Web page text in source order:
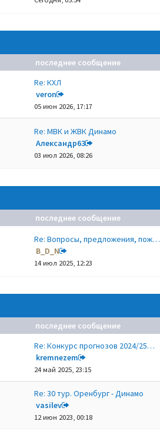
последнее сообщение
Re: КХЛ
veron
05 июн 2026, 17:17
Re: МВК и ЖВК Динамо
Александр63
03 июл 2026, 08:26
последнее сообщение
Re: Вопросы, предложения, пож…
B_D_N
14 июл 2025, 12:23
последнее сообщение
Re: Конкурс прогнозов 2024/25…
kremnezem
24 май 2025, 23:15
Re: 30 тур. Оренбург - Динамо
vasilev
12 июн 2023, 00:18